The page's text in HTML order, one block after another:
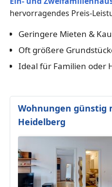
hervorragendes Preis-
Geringere Mieten &
Oft größere
Ideal für Familien oder
Wohnungen günstig
Heidelberg